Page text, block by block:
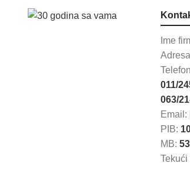
Ime
011/
063/
Email:
PIB:
MB:
Tekući